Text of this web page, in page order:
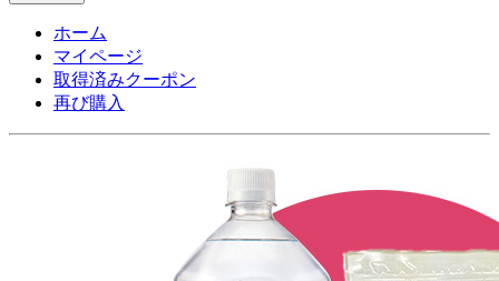
ホーム
マイページ
取得済みクーポン
再び購入